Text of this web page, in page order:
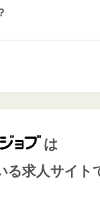
は
る求人サイト